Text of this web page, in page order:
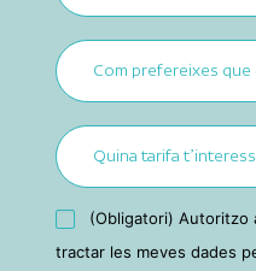
(Obligatori) Autoritzo
tractar les meves dades